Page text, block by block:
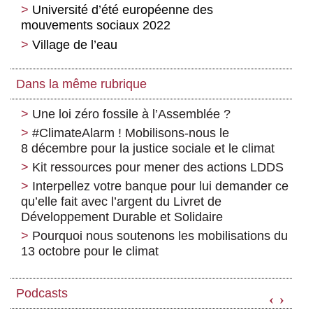
Université d’été européenne des
mouvements sociaux 2022
Village de l’eau
Dans la même rubrique
Une loi zéro fossile à l’Assemblée ?
#ClimateAlarm ! Mobilisons-nous le
8 décembre pour la justice sociale et le climat
Kit ressources pour mener des actions LDDS
Interpellez votre banque pour lui demander ce
qu’elle fait avec l’argent du Livret de
Développement Durable et Solidaire
Pourquoi nous soutenons les mobilisations du
13 octobre pour le climat
Podcasts ‹ ›